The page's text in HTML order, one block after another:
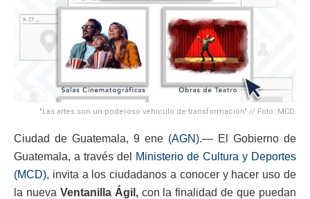
"Las artes son un poderoso vehículo de transformación".// Foto: MCD.
Ciudad de Guatemala, 9 ene (AGN).— El Gobierno de
Guatemala, a través del
Ministerio de Cultura y Deportes
(MCD), invita a los ciudadanos a conocer y hacer uso de
la nueva Ventanilla Ágil,con la finalidad de que puedan